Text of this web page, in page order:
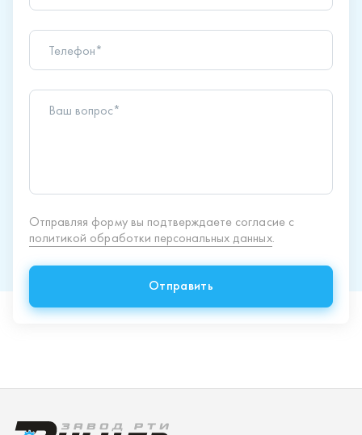
Телефон*
Ваш вопрос*
Отправляя форму вы подтверждаете согласие с
политикой обработки персональных данных
Спецпредложения